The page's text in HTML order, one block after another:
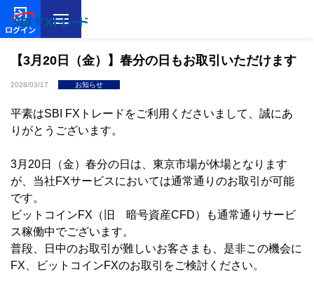
ログイン
【3月20日（金）】春分の日もお取引いただけます
2026/03/17 お知らせ
平素はSBI FXトレードをご利用くださいまして、誠にあ
りがとうございます。
3月20日（金）春分の日は、東京市場が休場となります
が、当社FXサービスにおいては通常通りのお取引が可能
です。
ビットコインFX（旧 暗号資産CFD）も通常通りサービ
ス稼働中でございます。
普段、日中のお取引が難しいお客さまも、是非この機会に
FX、ビットコインFXのお取引をご検討ください。